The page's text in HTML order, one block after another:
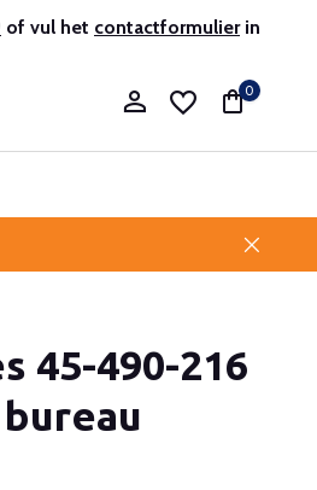
of vul het contactformulierin
Account aanmaken
0
45-490-216